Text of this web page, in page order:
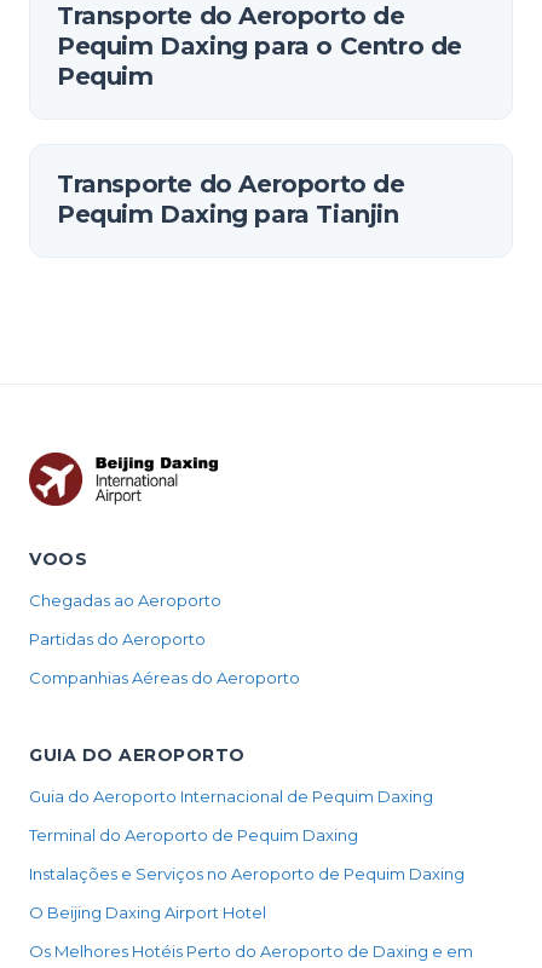
Transporte do Aeroporto de
Pequim Daxing para o Centro de
Pequim
Transporte do Aeroporto de
Pequim Daxing para Tianjin
VOOS
Chegadas ao Aeroporto
Partidas do Aeroporto
Companhias Aéreas do Aeroporto
GUIA DO AEROPORTO
Guia do Aeroporto Internacional de Pequim Daxing
Terminal do Aeroporto de Pequim Daxing
Instalações e Serviços no Aeroporto de Pequim Daxing
O Beijing Daxing Airport Hotel
Os Melhores Hotéis Perto do Aeroporto de Daxing e em